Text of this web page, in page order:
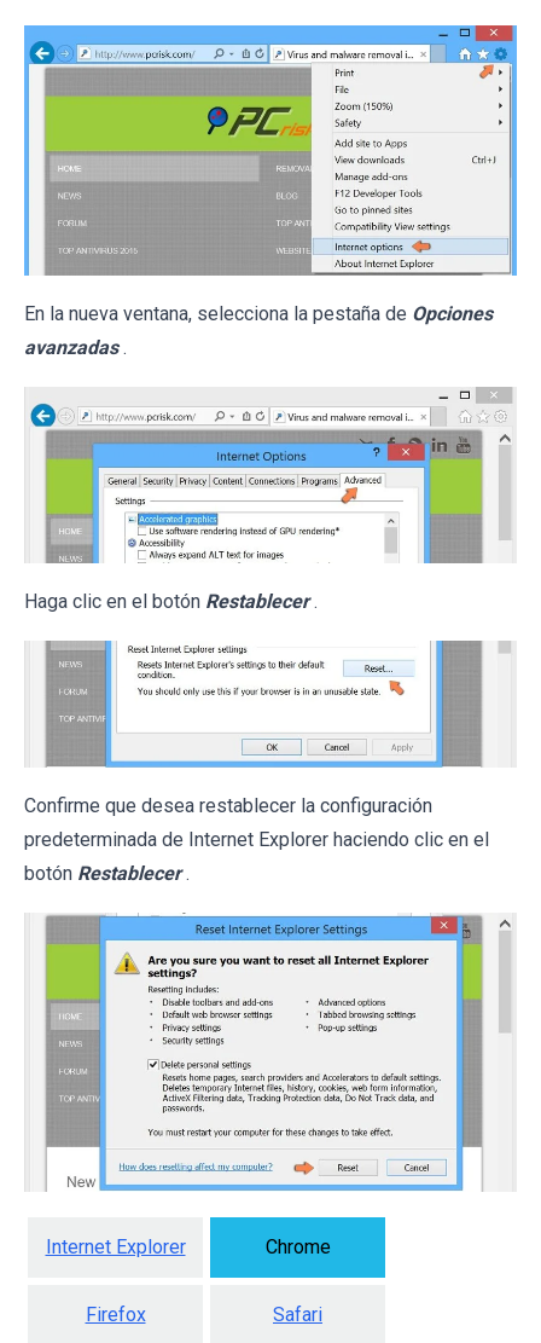
En la nueva ventana, selecciona la pestaña de Opciones
avanzadas .
Haga clic en el botón Restablecer .
Confirme que desea restablecer la configuración
predeterminada de Internet Explorer haciendo clic en el
botón Restablecer .
Internet Explorer Chrome
Firefox Safari